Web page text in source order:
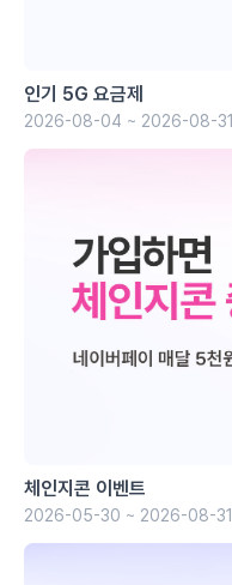
인기 5G 요금제
2026-08-04 ~ 2026-08-31
체인지콘 이벤트
2026-05-30 ~ 2026-08-31